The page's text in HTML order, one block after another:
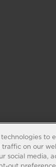
to
on our
social media,